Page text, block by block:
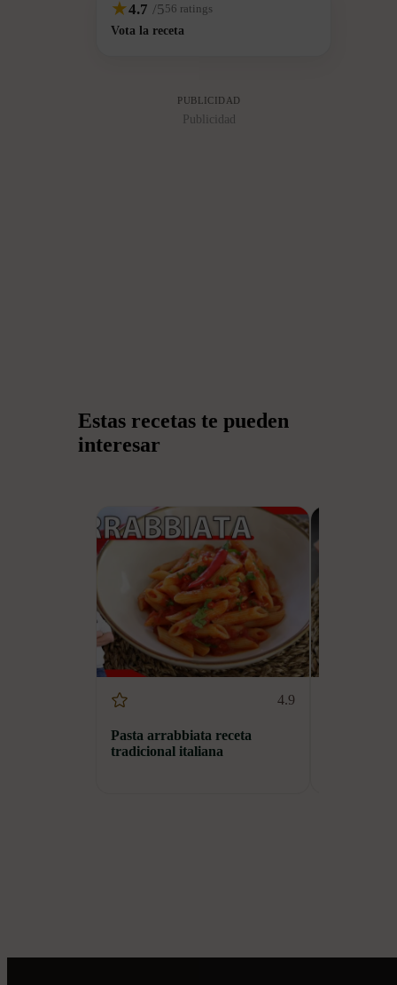
focaccias: quesos, embutidos, verduras, carnes o simplemente
★4.7 /556 ratings
Vota la receta
PUBLICIDAD
Publicidad
Estas recetas te pueden
interesar
4.9
Pasta arrabbiata receta
tradicional italiana